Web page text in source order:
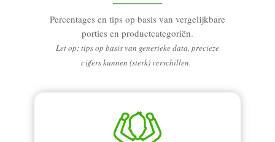
Percentages en tips op basis van vergelijkbare
porties en productcategoriën.
Let op: tips op basis van generieke data, precieze
cijfers kunnen (sterk) verschillen.